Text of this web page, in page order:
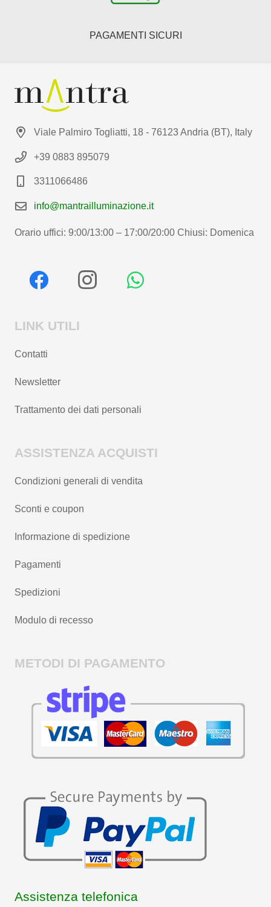
PAGAMENTI SICURI
Viale Palmiro Togliatti, 18 - 76123 Andria (BT), Italy
+39 0883 895079
3311066486
info@mantrailluminazione.it
Orario uffici: 9:00/13:00 – 17:00/20:00 Chiusi: Domenica
LINK UTILI
Contatti
Newsletter
Trattamento dei dati personali
ASSISTENZA ACQUISTI
Condizioni generali di vendita
Sconti e coupon
Informazione di spedizione
Pagamenti
Spedizioni
Modulo di recesso
METODI DI PAGAMENTO
Assistenza telefonica